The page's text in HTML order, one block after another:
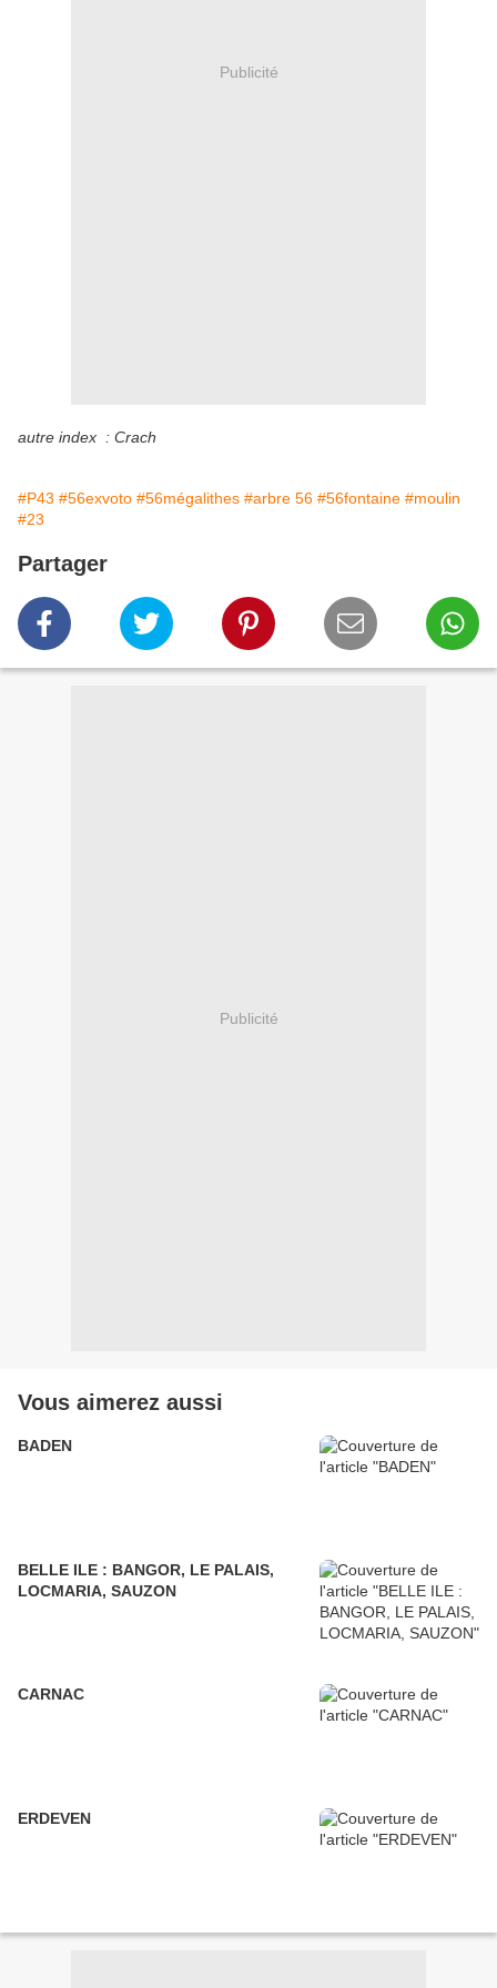
Publicité
autre index : Crach
#P43 #56exvoto #56mégalithes #arbre 56 #56fontaine #moulin
#23
Partager
Publicité
Vous aimerez aussi
BADEN
BELLE ILE : BANGOR, LE PALAIS,
LOCMARIA, SAUZON
CARNAC
ERDEVEN